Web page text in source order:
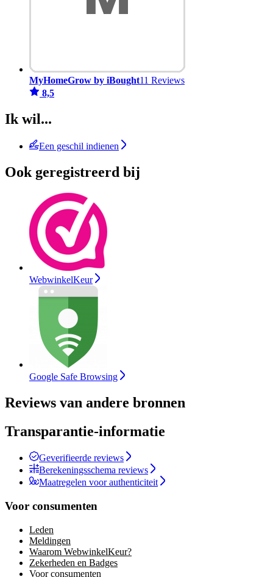
MyHomeGrow by iBought11 Reviews
8,5
Ik wil...
Een geschil indienen
Ook geregistreerd bij
WebwinkelKeur
Google Safe Browsing
Reviews van andere bronnen
Transparantie-informatie
Geverifieerde reviews
Berekeningsschema reviews
Maatregelen voor authenticiteit
Voor consumenten
Leden
Meldingen
Waarom WebwinkelKeur?
Zekerheden en Badges
Voor consumenten